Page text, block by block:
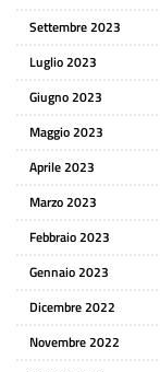
Settembre 2023
Luglio 2023
Giugno 2023
Maggio 2023
Aprile 2023
Marzo 2023
Febbraio 2023
Gennaio 2023
Dicembre 2022
Novembre 2022